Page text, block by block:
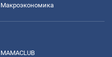
Mакроэкономика
MAMACLUB